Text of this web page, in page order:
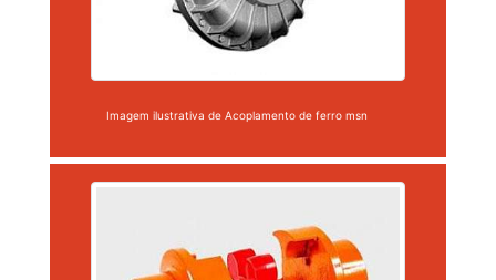
Imagem ilustrativa de Acoplamento de ferro msn